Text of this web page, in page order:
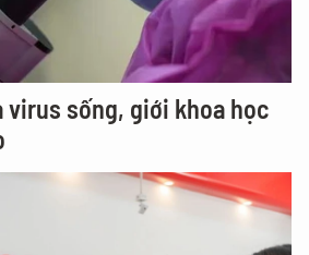
virus sống, giới khoa học